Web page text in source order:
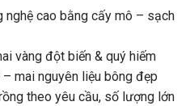
nghệ cao bằng cấy mô – sạch
vàng đột biến & quý hiếm
mai nguyên liệu bông đẹp
theo yêu cầu, số lượng lớn